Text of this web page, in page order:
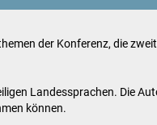
der Konferenz, die
Landessprachen. Die
können.